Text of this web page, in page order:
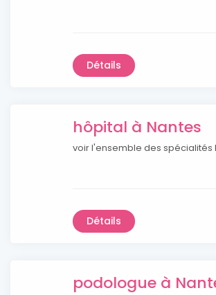
Détails
hôpital à Nantes
voir l'ensemble des spécialités
Détails
podologue à